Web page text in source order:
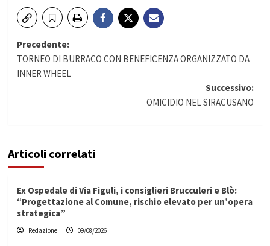
Navigazione
articolo
Precedente:
TORNEO DI BURRACO CON BENEFICENZA ORGANIZZATO DA
INNER WHEEL
Successivo:
OMICIDIO NEL SIRACUSANO
Articoli correlati
Ex Ospedale di Via Figuli, i consiglieri Brucculeri e Blò:
“Progettazione al Comune, rischio elevato per un’opera
strategica”
Redazione 09/08/2026